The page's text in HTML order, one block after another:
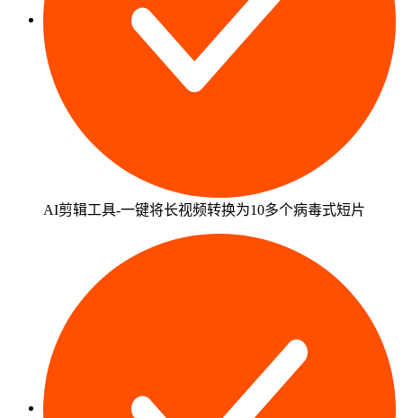
AI剪辑工具-一键将长视频转换为10多个病毒式短片